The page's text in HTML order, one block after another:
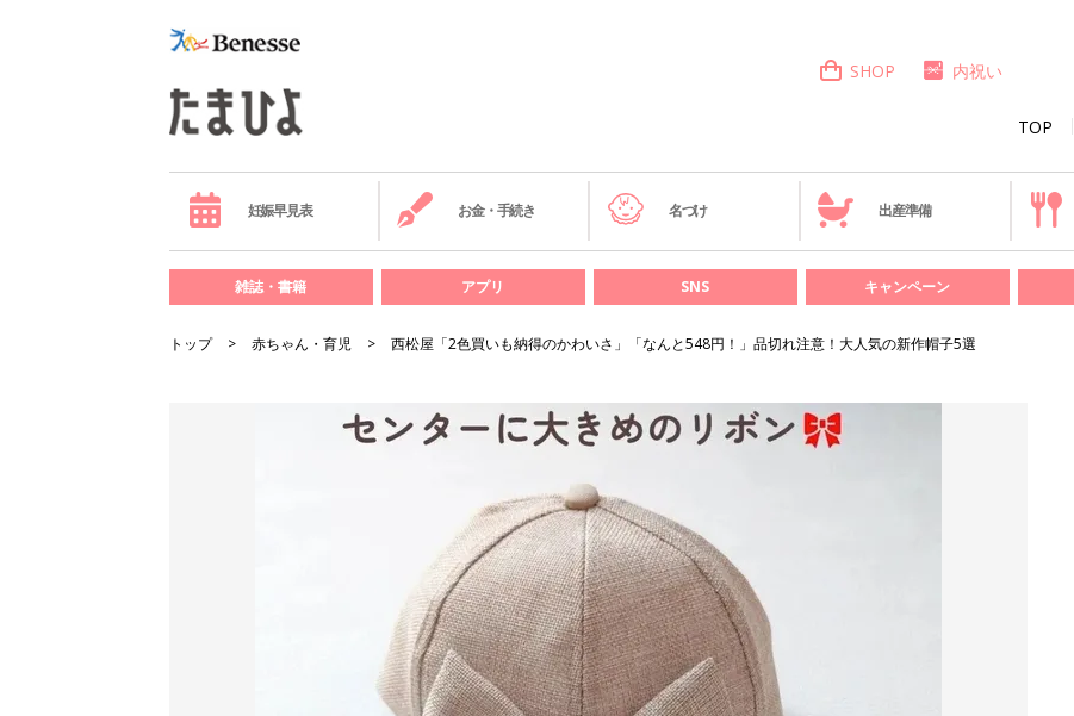
TOP
SHOP 内祝い
妊娠早見表 お金・手続き 名づけ 出産準備
雑誌・書籍 アプリ SNS キャンペーン
トップ 赤ちゃん・育児 西松屋「2色買いも納得のかわいさ」「なんと548円！」品切れ注意！大人気の新作帽子5選